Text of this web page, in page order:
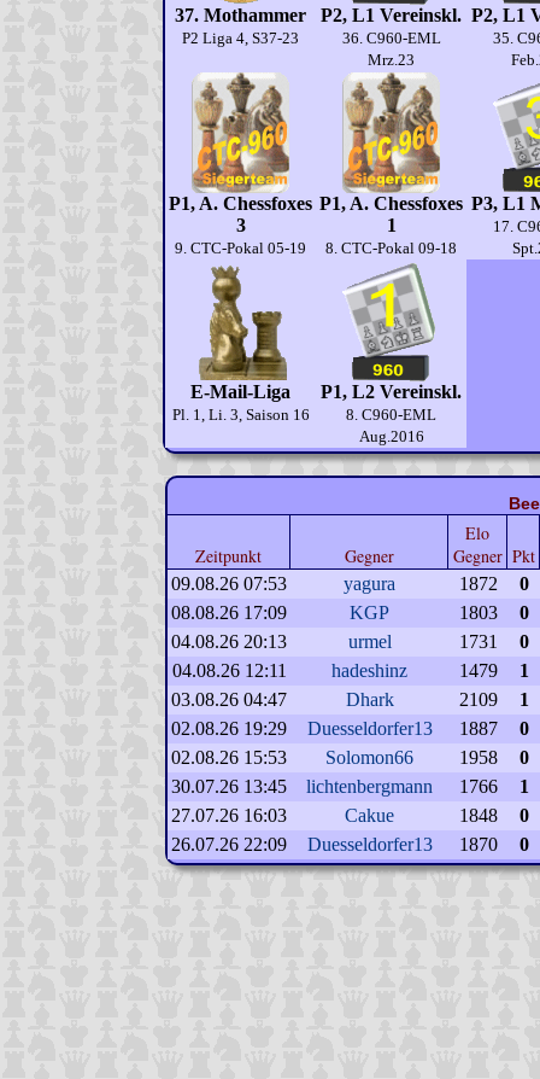
37. Mothammer
P2 Liga 4, S37-23
P2, L1 Vereinskl.
36. C960-EML
Mrz.23
P2, L1
35.
P1, A. Chessfoxes
3
9. CTC-Pokal 05-19
P1, A. Chessfoxes
1
8. CTC-Pokal 09-18
P3, L1
17.
E-Mail-Liga
Pl. 1, Li. 3, Saison 16
P1, L2 Vereinskl.
8. C960-EML
Aug.2016
Zeitpunkt Gegner
Elo
Gegner Pkt
09.08.26 07:53 yagura 1872
0
08.08.26 17:09
KGP 1803
0
04.08.26 20:13
urmel 1731
0
04.08.26 12:11
hadeshinz 1479
1
03.08.26 04:47
Dhark 2109
1
02.08.26 19:29
Duesseldorfer13 1887
0
02.08.26 15:53
Solomon66 1958
0
30.07.26 13:45
lichtenbergmann 1766
1
27.07.26 16:03
Cakue 1848
0
26.07.26 22:09
Duesseldorfer13 1870 0